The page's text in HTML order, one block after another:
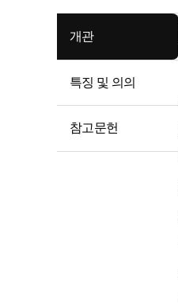
개관
특징 및 의의
참고문헌